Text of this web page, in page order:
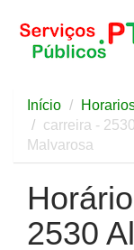
Início
carreira -
Malvarosa
2530